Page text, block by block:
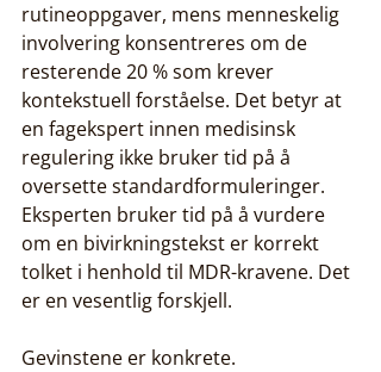
rutineoppgaver, mens menneskelig
involvering konsentreres om de
resterende 20 % som krever
kontekstuell forståelse. Det betyr at
en fagekspert innen medisinsk
regulering ikke bruker tid på å
oversette standardformuleringer.
Eksperten bruker tid på å vurdere
om en bivirkningstekst er korrekt
tolket i henhold til MDR-kravene. Det
er en vesentlig forskjell.
Gevinstene er konkrete.